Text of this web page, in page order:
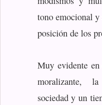
tono emocional
posición de los
Muy evidente
moralizante,
sociedad y un